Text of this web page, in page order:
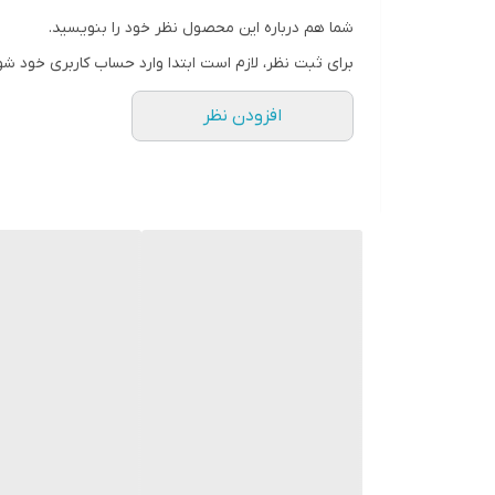
یک گزینه حرفه‌ای برای کاربرانی که به دنبال قطعه
شما هم درباره این محصول نظر خود را بنویسید.
برای ثبت نظر، لازم است ابتدا وارد حساب کاربری خود
افزودن نظر